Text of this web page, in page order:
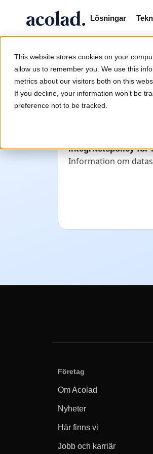
This website stores cookies on your
allow us to remember you. We use this
metrics about our visitors both on this
If you decline, your information won’t be
preference not to be tracked.
Lösningar
Integritetspolicy för
Information om
Företag
Om Acolad
Nyheter
Här finns vi
Jobb och karriär